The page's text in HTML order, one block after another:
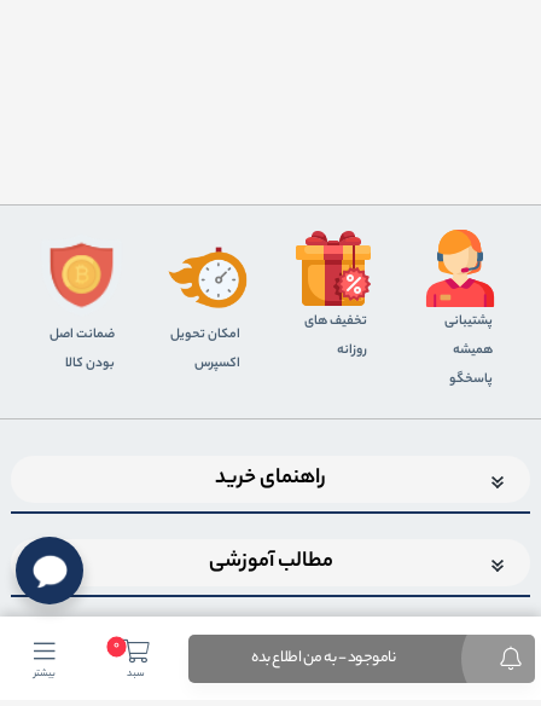
ناموجود - به من اطلاع بده 0
سبد بیشتر
پشتیبانی
همیشه
پاسخگو
تخفیف های
روزانه
اﻣﮑﺎن ﺗﺤﻮﯾﻞ
اﮐﺴﭙﺮس
ضمانت اصل
بودن کالا
راهنمای خرید
مطالب آموزشی